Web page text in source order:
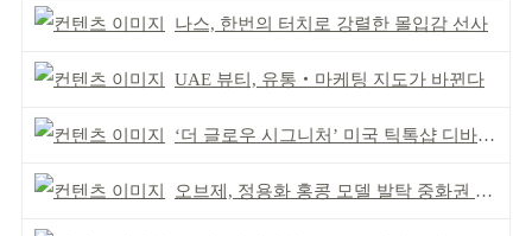
나스, 한번의 터치로 강렬한 몰입감 선사
UAE 뷰티, 유통‧마케팅 지도가 바뀐다
‘더 글로우 시그니처’ 미국 틱톡샵 디바이스 부문 1위
오브제, 정용화 홍콩 모델 발탁 중화권 공략 강화